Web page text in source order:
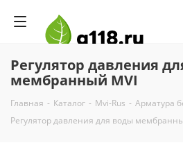
Регулятор давления
мембранный MVI
Главная - Каталог - Mvi-Rus - Арматура
Регулятор давления для воды